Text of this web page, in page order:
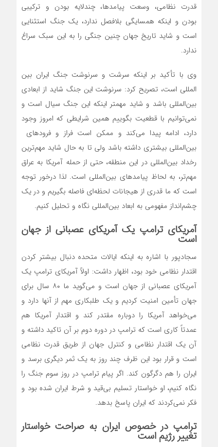
قدرت نظامی، وسعت پیامدها، چندلایه بودن و ترکیبی
بودن و اینکه همسایگی بلافصل ندارد، یک جنگ استثنایی
است و شاید تاریخ جهان چنین جنگی را به این سبک سراغ
ندارد.
وی با تأکید بر اینکه سرشت و سرنوشت جنگ ایران بین
‌المللی است، تصریح کرد: سرنوشت این جنگ شاید از ابعادی
بین‌المللی باشد و شاید مهمتر اینکه این جنگ سیال است و
نمی‌توانیم با قطعیت بگوییم همین شرایطی که امروز وجود
دارد، ادامه پیدا می‌کند و ممکن است فراز و فرودهای
بین‌المللی بیشتری داشته باشد ولی تا به حال شاید مهم‌ترین
رخداد بین‌المللی در این منطقه، حتی از حمله آمریکا به عراق
مهم‌تر، به لحاظ پیامدهای بین‌المللی است. لذا درخور توجه
است که ما قدری از هیجانات لحظه‌ای فاصله بگیریم و در یک
چشم‌انداز مفهومی به ابعاد بین‌المللی نگاه و تحلیل کنیم.
آمریکای ترامپ یک آمریکای عصبانی از جهان
است
سجادپور با اشاره به اینکه ایالات متحده دنبال بیشتر کردن
اقتدار نظامی خود بود، اظهار داشت: اولاً آمریکای ترامپ یک
آمریکای عصبانی از جهان است و می‌گوید ما ۸۰ سال برای
جهان تأمین امنیت کردیم و یک طلبکاری مهم از آنها دارد و
می‌خواهد آمریکا را دوباره مقتدر کند و اقتدار آمریکا هم
عمدتاً کاری است که ترامپ در دوره دوم بر آن تاکید داشته و
آن یک اقتدار نظامی و کنترل جهان از طریق قدرت نظامی
است و قرار بود این ظرف چند روز به یک ثمر دیگری برسد و
ایران را هم دگرگون کند. اگر پیام ترامپ در روز سوم جنگ را
نگاه کنیم، او خواستار تسلیم بی‌قید و شرط ایران شده بود و
فکر نمی‌کردند که ایران پاسخ بدهد.
ترامپ در خصوص ایران به صراحت خواستار
تغییر رژیم است